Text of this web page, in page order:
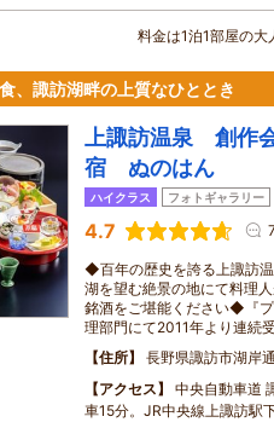
料金は1泊1部屋の大
、諏訪湖畔の上質なひととき
上諏訪温泉 創作
宿 ぬのはん
ハイクラス フォトギャラリー
4.7
◆百年の歴史を誇る上諏訪
湖を望む絶景の地にて料理
銘酒をご堪能ください◆『
理部門にて2011年より連続
住所
長野県諏訪市湖岸
アクセス
中央自動車道
車15分。JR中央線上諏訪駅